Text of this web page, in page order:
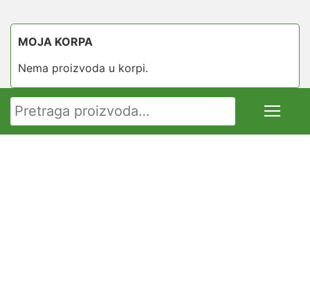
MOJA KORPA
Nema proizvoda u korpi.
Pretraga za: